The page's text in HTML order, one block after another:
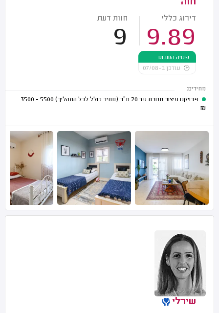
חוה
דירוג כללי
9.89
חוות דעת
9
פנויה השבוע
עודכן ב-07/08
מחירים:
פרויקט עיצוב מטבח עד 20 מ"ר (מחיר כולל לכל התהליך)
5500 - 3500
₪
שירלי